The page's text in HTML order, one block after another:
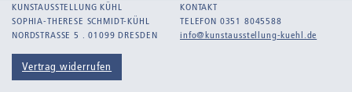
Barth, Arthur Julius
Bartnig, Horst
Bartzsch, Paul Kurt
KUNSTAUSSTELLUNG KÜHL
SOPHIA-THERESE SCHMIDT-KÜHL
NORDSTRASSE 5 . 01099 DRESDEN
Vertrag widerrufen
KONTAKT
TELEFON 0351 8045588
info@kunstausstellung-kuehl.de